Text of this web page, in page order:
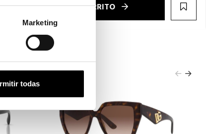
Marketing
todas
AÑADIR AL CARRITO